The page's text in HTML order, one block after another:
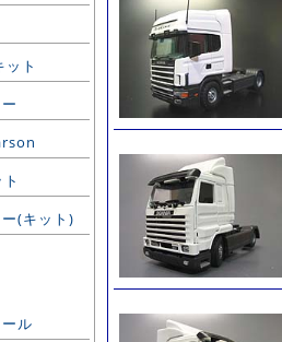
ト
(キット)
ル